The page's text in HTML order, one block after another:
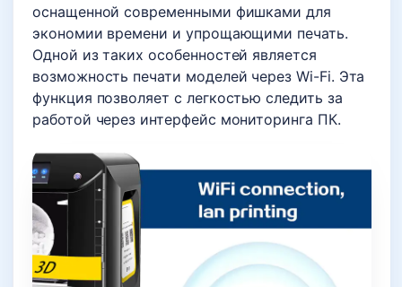
оснащенной современными фишками для
экономии времени и упрощающими печать.
Одной из таких особенностей является
возможность печати моделей через Wi-Fi. Эта
функция позволяет с легкостью следить за
работой через интерфейс мониторинга ПК.